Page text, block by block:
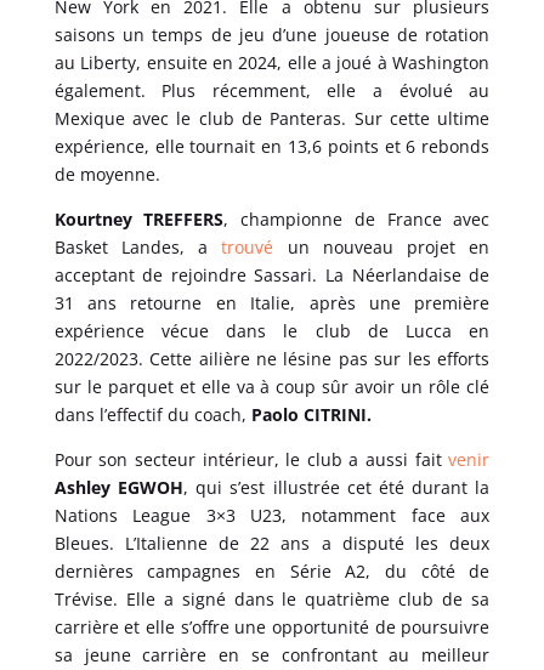
New York en 2021. Elle a obtenu sur plusieurs
saisons un temps de jeu d’une joueuse de rotation
au Liberty, ensuite en 2024, elle a joué à Washington
également. Plus récemment, elle a évolué au
Mexique avec le club de Panteras. Sur cette ultime
expérience, elle tournait en 13,6 points et 6 rebonds
de moyenne.
Kourtney TREFFERS, championne de France avec
Basket Landes, atrouvé un nouveau projet en
acceptant de rejoindre Sassari. La Néerlandaise de
31 ans retourne en Italie, après une première
expérience vécue dans le club de Lucca en
2022/2023. Cette ailière ne lésine pas sur les efforts
sur le parquet et elle va à coup sûr avoir un rôle clé
dans l’effectif du coach, Paolo CITRINI.
Pour son secteur intérieur, le club a aussi faitvenir
Ashley EGWOH, qui s’est illustrée cet été durant la
Nations League 3×3 U23, notamment face aux
Bleues. L’Italienne de 22 ans a disputé les deux
dernières campagnes en Série A2, du côté de
Trévise. Elle a signé dans le quatrième club de sa
carrière et elle s’offre une opportunité de poursuivre
sa jeune carrière en se confrontant au meilleur